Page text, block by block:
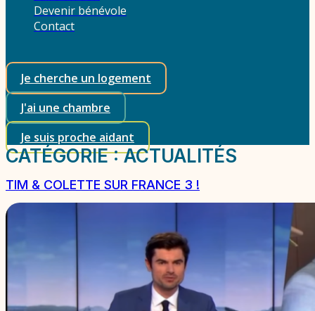
Devenir bénévole
Contact
Je cherche un logement
J'ai une chambre
Je suis proche aidant
CATÉGORIE :ACTUALITÉS
TIM & COLETTE SUR FRANCE 3 !